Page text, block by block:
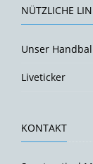
NÜTZLICHE
Unser
Liveticker
KONTAKT